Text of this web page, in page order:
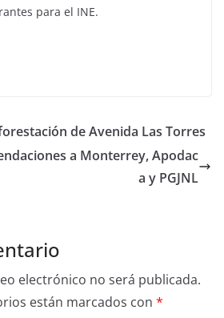
para el INE.
de Avenida Las Torres
a Monterrey, Apodac
a y PGJNL
electrónico no será publicada.
están marcados con *